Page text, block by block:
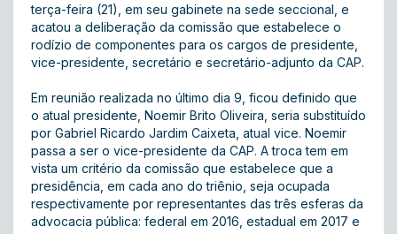
terça-feira (21), em seu gabinete na sede seccional, e
acatou a deliberação da comissão que estabelece o
rodízio de componentes para os cargos de presidente,
vice-presidente, secretário e secretário-adjunto da CAP.
Em reunião realizada no último dia 9, ficou definido que
o atual presidente, Noemir Brito Oliveira, seria substituído
por Gabriel Ricardo Jardim Caixeta, atual vice. Noemir
passa a ser o vice-presidente da CAP. A troca tem em
vista um critério da comissão que estabelece que a
presidência, em cada ano do triênio, seja ocupada
respectivamente por representantes das três esferas da
advocacia pública: federal em 2016, estadual em 2017 e